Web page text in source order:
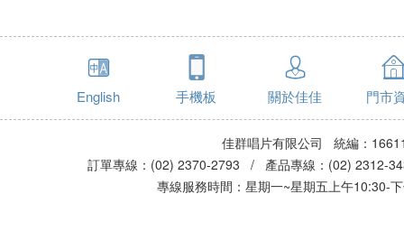
English 手機板 關於佳佳 門市
佳群唱片有限公司 統編：
訂單專線：(02) 2370-2793 / 產品專線：(02)
專線服務時間：星期一~星期五上午10:30-